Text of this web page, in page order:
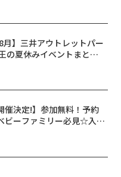
月】三井アウトレットパー
の夏休みイベントまと
ぬれ水あそび・激辛グル
催決定!】参加無料！予約
ビーファミリー必見☆入場
木)30(金)ママベビーフ